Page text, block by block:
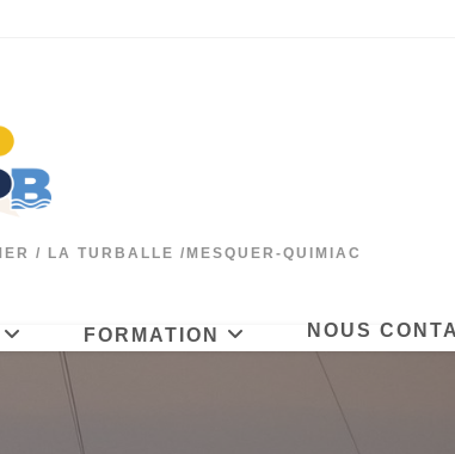
/ LA TURBALLE /MESQUER-QUIMIAC
FORMATION NOUS